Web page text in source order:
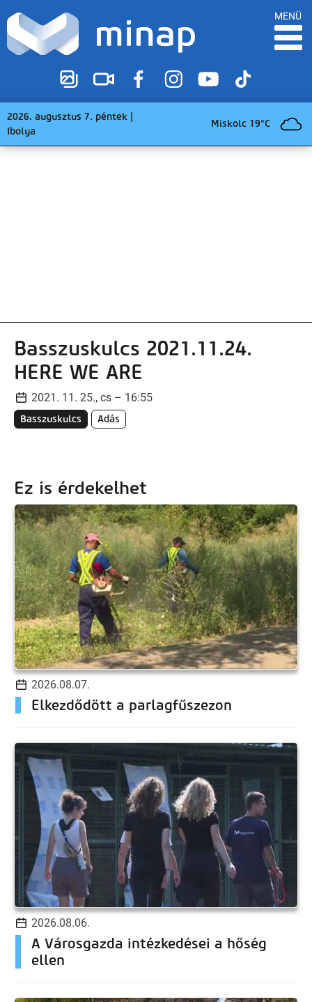
MENÜ
2026. augusztus 7. péntek |
Ibolya
Miskolc 19°C
Basszuskulcs 2021.11.24.
HERE WE ARE
2021. 11. 25., cs – 16:55
Basszuskulcs Adás
Ez is érdekelhet
2026.08.07.
Elkezdődött a parlagfűszezon
2026.08.06.
A Városgazda intézkedései a hőség
ellen